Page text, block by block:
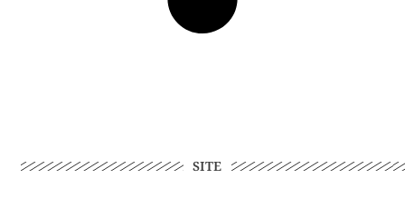
SITE